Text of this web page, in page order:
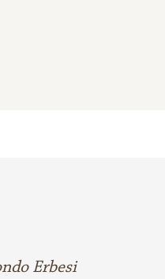
Erbesi